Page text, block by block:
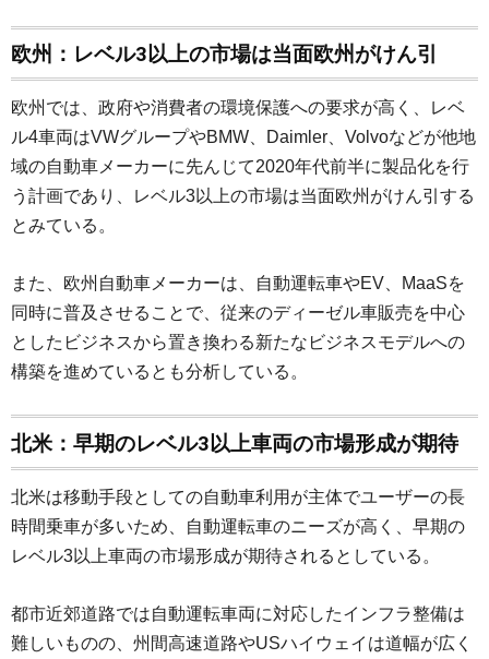
欧州：レベル3以上の市場は当面欧州がけん引
欧州では、政府や消費者の環境保護への要求が高く、レベ
ル4車両はVWグループやBMW、Daimler、Volvoなどが他地
域の自動車メーカーに先んじて2020年代前半に製品化を行
う計画であり、レベル3以上の市場は当面欧州がけん引する
とみている。
また、欧州自動車メーカーは、自動運転車やEV、MaaSを
同時に普及させることで、従来のディーゼル車販売を中心
としたビジネスから置き換わる新たなビジネスモデルへの
構築を進めているとも分析している。
北米：早期のレベル3以上車両の市場形成が期待
北米は移動手段としての自動車利用が主体でユーザーの長
時間乗車が多いため、自動運転車のニーズが高く、早期の
レベル3以上車両の市場形成が期待されるとしている。
都市近郊道路では自動運転車両に対応したインフラ整備は
難しいものの、州間高速道路やUSハイウェイは道幅が広く